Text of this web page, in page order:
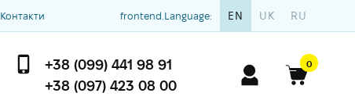
Контакти frontend.Language: EN UK RU
+38 (099) 441 98 91
+38 (097) 423 08 00
0